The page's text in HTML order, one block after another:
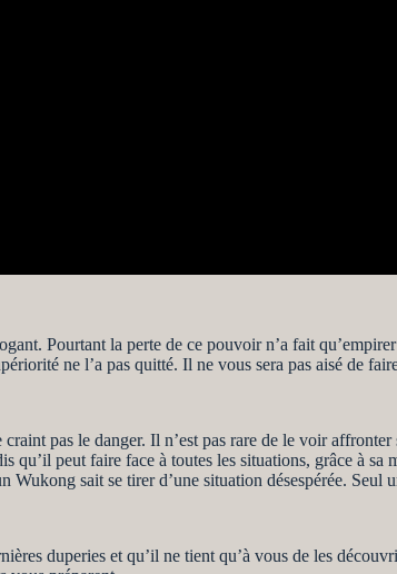
Pourtant la perte de ce pouvoir n’a fait qu’empirer
ne l’a pas quitté. Il ne vous sera pas aisé de
pas le danger. Il n’est pas rare de le voir affronter
qu’il peut faire face à toutes les situations, grâce à sa
sait se tirer d’une situation désespérée. Seul
duperies et qu’il ne tient qu’à vous de les